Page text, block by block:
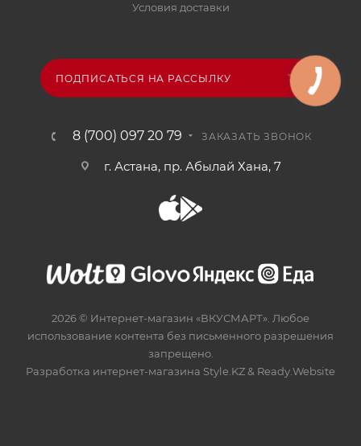
Условия доставки
ПОДПИСАТЬСЯ НА РАССЫЛКУ
8 (700) 097 20 79 ЗАКАЗАТЬ ЗВОНОК
г. Астана, пр. Абылай Хана, 7
2026 © Интернет-магазин «ВКУСМАРТ». Любое
использование контента без письменного разрешения
запрещено.
Разработка интернет-магазина Style.KZ& Ready.Website